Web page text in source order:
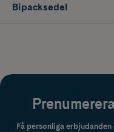
Bipacksedel
Få personliga